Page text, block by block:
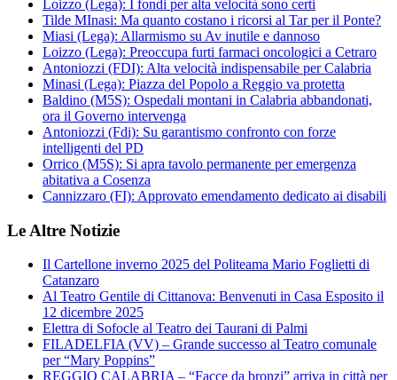
Loizzo (Lega): I fondi per alta velocità sono certi
Tilde MInasi: Ma quanto costano i ricorsi al Tar per il Ponte?
Miasi (Lega): Allarmismo su Av inutile e dannoso
Loizzo (Lega): Preoccupa furti farmaci oncologici a Cetraro
Antoniozzi (FDI): Alta velocità indispensabile per Calabria
Minasi (Lega): Piazza del Popolo a Reggio va protetta
Baldino (M5S): Ospedali montani in Calabria abbandonati,
ora il Governo intervenga
Antoniozzi (Fdi): Su garantismo confronto con forze
intelligenti del PD
Orrico (M5S): Si apra tavolo permanente per emergenza
abitativa a Cosenza
Cannizzaro (FI): Approvato emendamento dedicato ai disabili
Le Altre Notizie
Il Cartellone inverno 2025 del Politeama Mario Foglietti di
Catanzaro
Al Teatro Gentile di Cittanova: Benvenuti in Casa Esposito il
12 dicembre 2025
Elettra di Sofocle al Teatro dei Taurani di Palmi
FILADELFIA (VV) – Grande successo al Teatro comunale
per “Mary Poppins”
REGGIO CALABRIA – “Facce da bronzi” arriva in città per